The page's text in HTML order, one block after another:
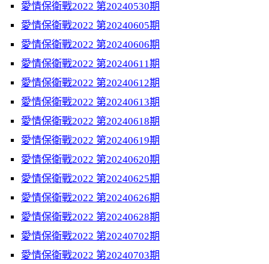
愛情保衛戰2022 第20240530期
愛情保衛戰2022 第20240605期
愛情保衛戰2022 第20240606期
愛情保衛戰2022 第20240611期
愛情保衛戰2022 第20240612期
愛情保衛戰2022 第20240613期
愛情保衛戰2022 第20240618期
愛情保衛戰2022 第20240619期
愛情保衛戰2022 第20240620期
愛情保衛戰2022 第20240625期
愛情保衛戰2022 第20240626期
愛情保衛戰2022 第20240628期
愛情保衛戰2022 第20240702期
愛情保衛戰2022 第20240703期